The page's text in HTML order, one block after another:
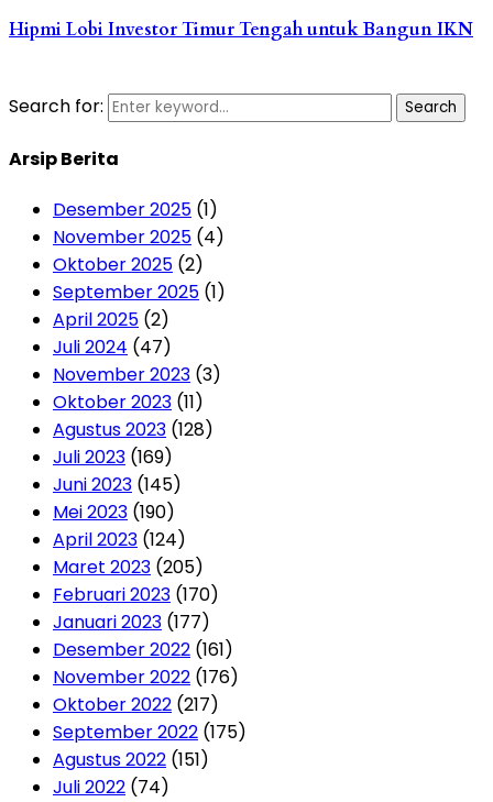
Hipmi Lobi Investor Timur Tengah untuk Bangun IKN
Search for: Search
Arsip Berita
Desember 2025 (1)
November 2025 (4)
Oktober 2025 (2)
September 2025 (1)
April 2025 (2)
Juli 2024 (47)
November 2023 (3)
Oktober 2023 (11)
Agustus 2023 (128)
Juli 2023 (169)
Juni 2023 (145)
Mei 2023 (190)
April 2023 (124)
Maret 2023 (205)
Februari 2023 (170)
Januari 2023 (177)
Desember 2022 (161)
November 2022 (176)
Oktober 2022 (217)
September 2022 (175)
Agustus 2022 (151)
Juli 2022 (74)